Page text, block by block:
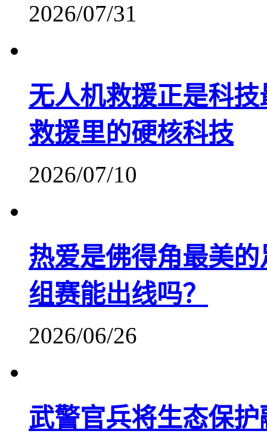
2026/07/31
无人机救援正是科
救援里的硬核科技
2026/07/10
热爱是佛得角最美
组赛能出线吗？
2026/06/26
武警官兵将生态保